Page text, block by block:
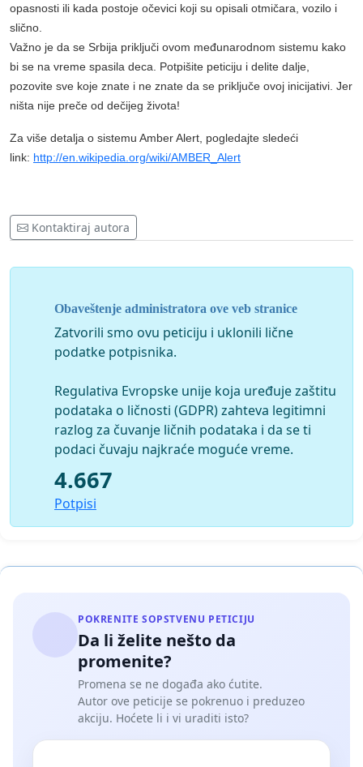
opasnosti ili kada postoje očevici koji su opisali otmičara, vozilo i
slično.
Važno je da se Srbija priključi ovom međunarodnom sistemu kako
bi se na vreme spasila deca. Potpišite peticiju i delite dalje,
pozovite sve koje znate i ne znate da se priključe ovoj inicijativi. Jer
ništa nije preče od dečijeg života!
Za više detalja o sistemu Amber Alert, pogledajte sledeći
link: http://en.wikipedia.org/wiki/AMBER_Alert
Kontaktiraj autora
Obaveštenje administratora ove veb stranice
Zatvorili smo ovu peticiju i uklonili lične
podatke potpisnika.
Regulativa Evropske unije koja uređuje zaštitu
podataka o ličnosti (GDPR) zahteva legitimni
razlog za čuvanje ličnih podataka i da se ti
podaci čuvaju najkraće moguće vreme.
4.667
Potpisi
POKRENITE SOPSTVENU PETICIJU
Da li želite nešto da
promenite?
Promena se ne događa ako ćutite.
Autor ove peticije se pokrenuo i preduzeo
akciju. Hoćete li i vi uraditi isto?